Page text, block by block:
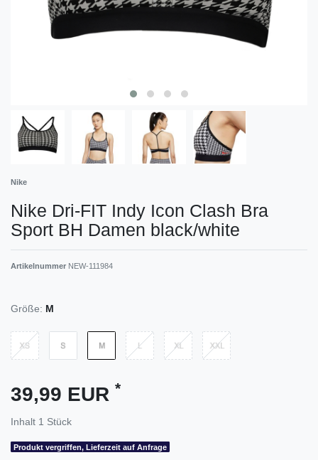
Nike
Nike Dri-FIT Indy Icon Clash Bra
Sport BH Damen black/white
Artikelnummer NEW-111984
Größe: M
39,99 EUR *
Inhalt 1 Stück
Produkt vergriffen, Lieferzeit auf Anfrage